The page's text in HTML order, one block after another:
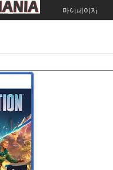
주문조회 마이페이지